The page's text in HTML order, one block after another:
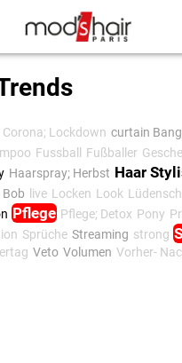
Corona; Lockdown curtain
Fussball Fußballer
Haarspray; Herbst Haar
Bob live Locken Look
Pflege Pflege; Detox Pony
Sprüche Streaming strong
Veto Volumen Vorher-